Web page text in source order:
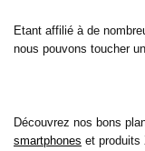
Etant affilié à de
nous pouvons toucher
Découvrez nos bons
smartphones et produits